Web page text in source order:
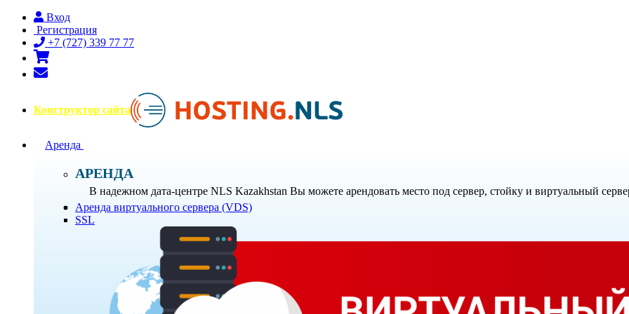
Вход
Регистрация
+7 (727) 339 77 77
Конструктор сайта
Аренда
АРЕНДА
В надежном дата-центре NLS Kazakhstan Вы можете арендовать место под сервер, стойку и виртуальный
Аренда виртуального сервера (VDS)
SSL